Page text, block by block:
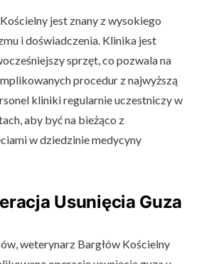
jest znany z wysokiego
i doświadczenia. Klinika jest
sprzęt, co pozwala na
procedur z najwyższą
kliniki regularnie uczestniczy w
aby być na bieżąco z
w dziedzinie medycyny
Usunięcia Guza
weterynarz Bargłów Kościelny